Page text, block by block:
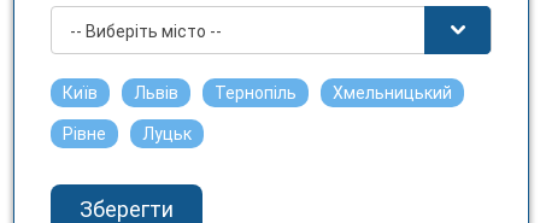
Фармакотерапевтична група
Кортикостероїди для застосування у дерматології.
Спосіб застосування та дози
-- Виберіть місто --
Київ Львів Тернопіль Хмельницький
Рівне Луцьк
Зберегти